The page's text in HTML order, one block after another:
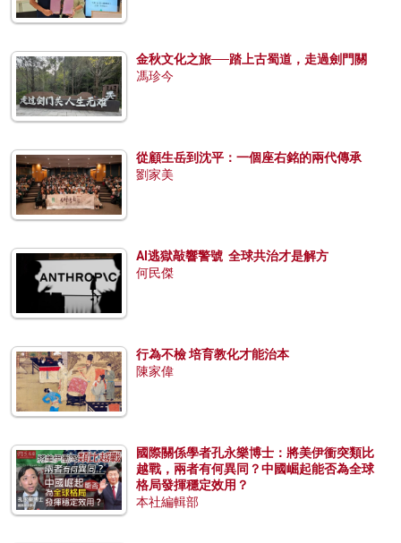
金秋文化之旅──踏上古蜀道，走過劍門關
馮珍今
從顧生岳到沈平：一個座右銘的兩代傳承
劉家美
AI逃獄敲響警號 全球共治才是解方
何民傑
行為不檢 培育教化才能治本
陳家偉
國際關係學者孔永樂博士：將美伊衝突類比
越戰，兩者有何異同？中國崛起能否為全球
格局發揮穩定效用？
本社編輯部